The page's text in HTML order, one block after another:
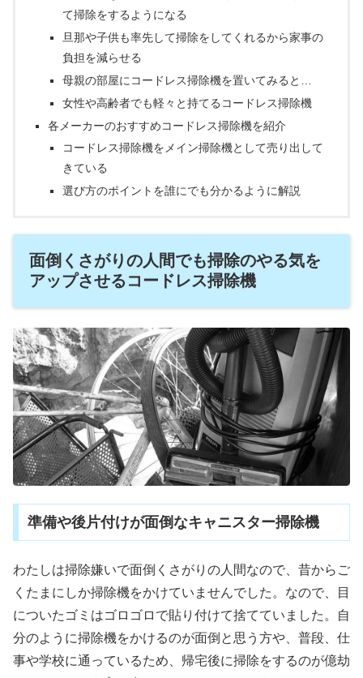
て掃除をするようになる
旦那や子供も率先して掃除をしてくれるから家事の
負担を減らせる
母親の部屋にコードレス掃除機を置いてみると…
女性や高齢者でも軽々と持てるコードレス掃除機
各メーカーのおすすめコードレス掃除機を紹介
コードレス掃除機をメイン掃除機として売り出して
きている
選び方のポイントを誰にでも分かるように解説
面倒くさがりの人間でも掃除のやる気を
アップさせるコードレス掃除機
準備や後片付けが面倒なキャニスター掃除機
わたしは掃除嫌いで面倒くさがりの人間なので、昔からご
くたまにしか掃除機をかけていませんでした。なので、目
についたゴミはゴロゴロで貼り付けて捨てていました。自
分のように掃除機をかけるのが面倒と思う方や、普段、仕
事や学校に通っているため、帰宅後に掃除をするのが億劫